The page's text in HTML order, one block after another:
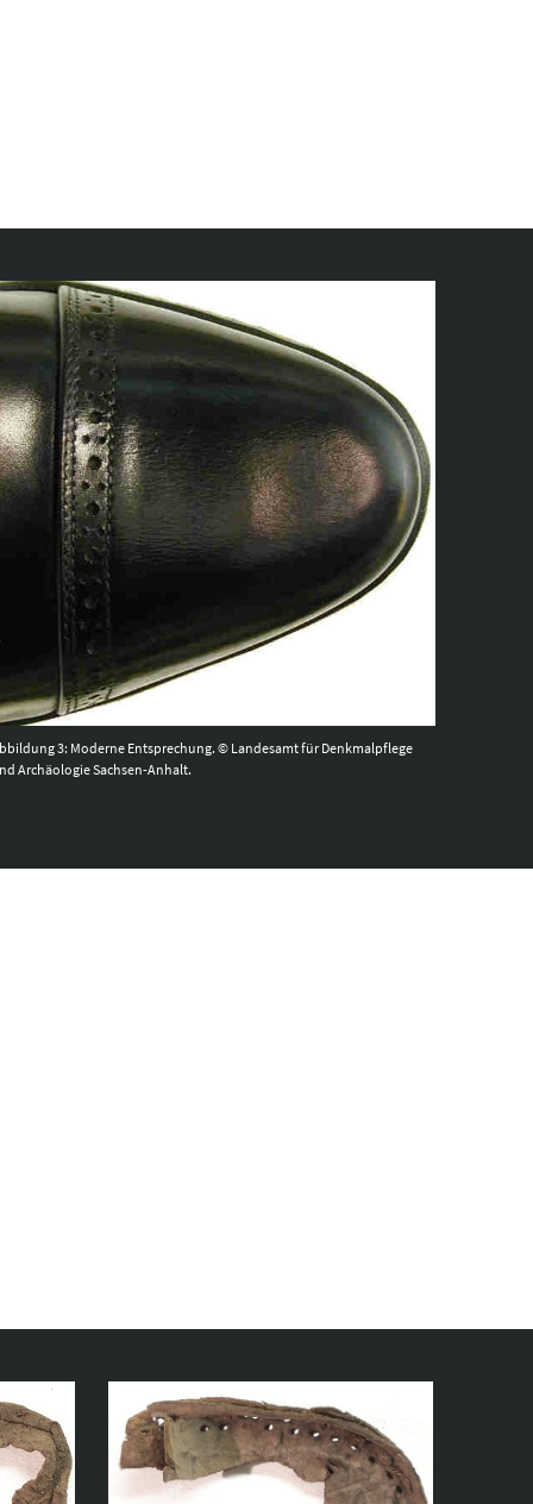
3: Moderne Entsprechung. © Landesamt für Denkmalpflege
Archäologie Sachsen-Anhalt.